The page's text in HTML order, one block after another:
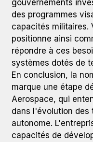
gouvernements
des programmes
capacités militaires.
positionne ainsi
répondre à ces
systèmes dotés de
En conclusion, la
marque une étape
Aerospace, qui
dans l'évolution des
autonome.
capacités de